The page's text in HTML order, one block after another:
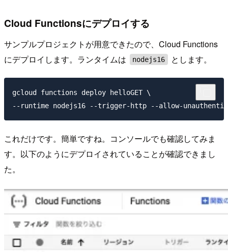
Cloud Functionsにデプロイする
サンプルプロジェクトが用意できたので、Cloud Functions
にデプロイします。ランタイムは
nodejs16 とします。
gcloud functions deploy helloGET \
これだけです。簡単ですね。コンソールでも確認してみま
す。以下のようにデプロイされていることが確認できまし
た。